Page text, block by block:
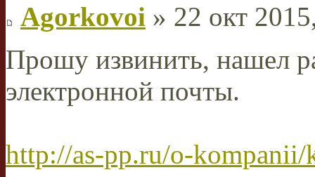
Agorkovoi » 22 окт
Прошу извинить, нашел
электронной почты.
http://as-pp.ru/o-kompanii/